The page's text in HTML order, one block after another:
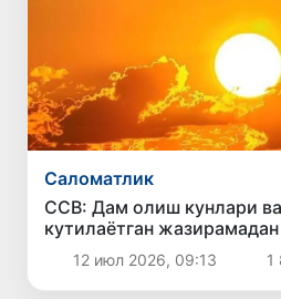
Саломатлик
ССВ: Дам олиш кунлари ва
кутилаётган
керак?12 июл 2026, 09:13 1